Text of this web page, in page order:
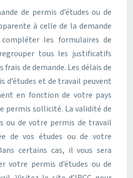
de permis d’études ou de
à celle de la demande
compléter les formulaires de
tous les justificatifs
frais de demande. Les délais de
d’études et de travail peuvent
en fonction de votre pays
permis sollicité. La validité de
ou de votre permis de travail
de vos études ou de votre
certains cas, il vous sera
votre permis d’études ou de